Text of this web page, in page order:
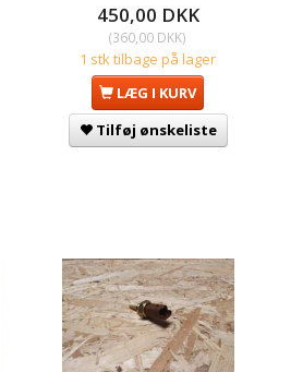
450,00 DKK
(360,00 DKK)
1 stk tilbage på lager
LÆG I KURV
Tilføj ønskeliste